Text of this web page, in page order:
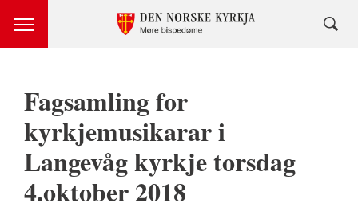
Fagsamling for
kyrkjemusikarar i
Langevåg kyrkje torsdag
4.oktober 2018